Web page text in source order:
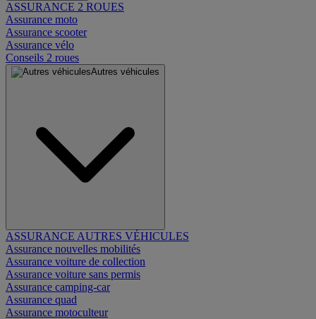
ASSURANCE 2 ROUES
Assurance moto
Assurance scooter
Assurance vélo
Conseils 2 roues
Autres véhicules
ASSURANCE AUTRES VÉHICULES
Assurance nouvelles mobilités
Assurance voiture de collection
Assurance voiture sans permis
Assurance camping-car
Assurance quad
Assurance motoculteur